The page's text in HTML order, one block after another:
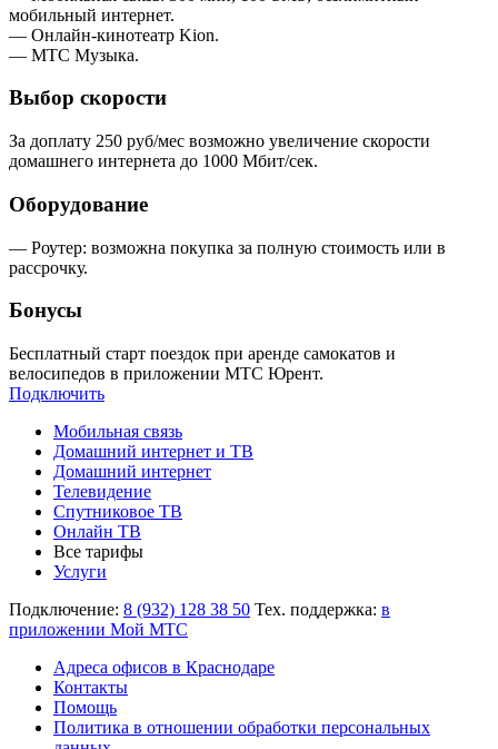
мобильный интернет.
— Онлайн-кинотеатр Kion.
— МТС Музыка.
Выбор скорости
За доплату 250 руб/мес возможно увеличение скорости
домашнего интернета до 1000 Мбит/сек.
Оборудование
— Роутер: возможна покупка за полную стоимость или в
рассрочку.
Бонусы
Бесплатный старт поездок при аренде самокатов и
велосипедов в приложении МТС Юрент.
Подключить
Мобильная связь
Домашний интернет и ТВ
Домашний интернет
Телевидение
Спутниковое ТВ
Онлайн ТВ
Все тарифы
Услуги
Подключение: 8 (932) 128 38 50 Тех. поддержка: в
приложении Мой МТС
Адреса офисов в Краснодаре
Контакты
Помощь
Политика в отношении обработки персональных